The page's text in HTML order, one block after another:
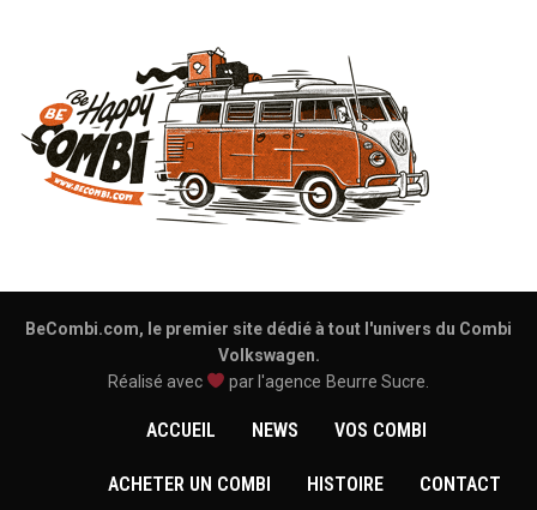
BeCombi.com, le premier site dédié à tout l'univers du Combi
Volkswagen.
Réalisé avec
par l'agence Beurre Sucre
ACCUEIL NEWS VOS COMBI
ACHETER UN COMBI HISTOIRE CONTACT